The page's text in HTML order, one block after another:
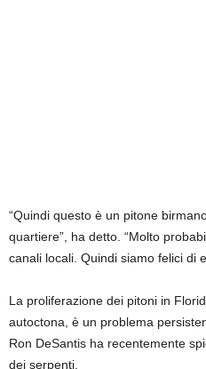
“Quindi questo è un pitone
quartiere”, ha detto. “Molto
canali locali. Quindi siamo felici di
La proliferazione dei pitoni in
autoctona, è un problema
Ron DeSantis ha recentemente
dei serpenti.